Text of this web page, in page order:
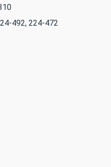
492, 224-472